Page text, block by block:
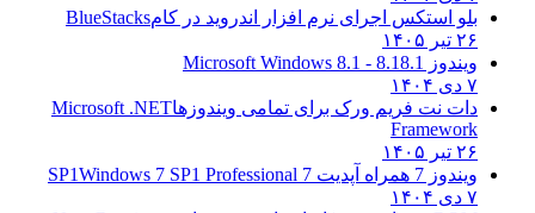
بلو استکس اجرای نرم افزار اندروید در کامBlueStacks
۲۶ تیر ۱۴۰۵
ویندوز 8.1
8.1 - Microsoft Windows 8.1
۷ دی ۱۴۰۴
دات نت فریم ورک برای تمامی ویندوزهاMicrosoft .NET
Framework
۲۶ تیر ۱۴۰۵
ویندوز 7 همراه آپدیت 7 SP1
Windows 7 SP1 Professional
۷ دی ۱۴۰۴